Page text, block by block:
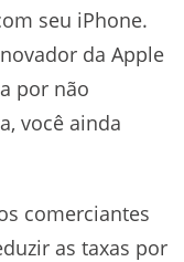
seu iPhone.
da Apple
por não
você ainda
comerciantes
as taxas por